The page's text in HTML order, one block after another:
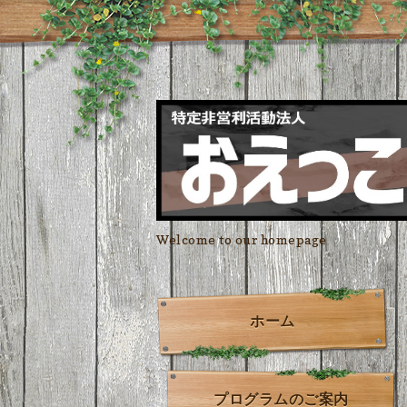
Welcome to our homepage
ホーム
プログラムのご案内